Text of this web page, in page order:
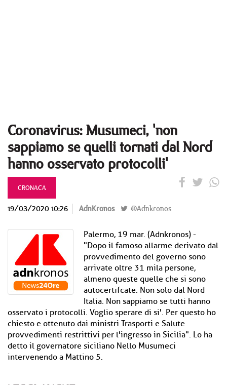
Coronavirus: Musumeci, 'non
sappiamo se quelli tornati dal Nord
hanno osservato protocolli'
CRONACA
19/03/2020 10:26 AdnKronos @Adnkronos
Palermo, 19 mar. (Adnkronos) -
"Dopo il famoso allarme derivato dal
provvedimento del governo sono
arrivate oltre 31 mila persone,
almeno queste quelle che si sono
autocertifcate. Non solo dal Nord
Italia. Non sappiamo se tutti hanno
osservato i protocolli. Voglio sperare di si'. Per questo ho
chiesto e ottenuto dai ministri Trasporti e Salute
provvedimenti restrittivi per l'ingresso in Sicilia". Lo ha
detto il governatore siciliano Nello Musumeci
intervenendo a Mattino 5.